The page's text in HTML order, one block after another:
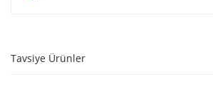
Tavsiye Ürünler